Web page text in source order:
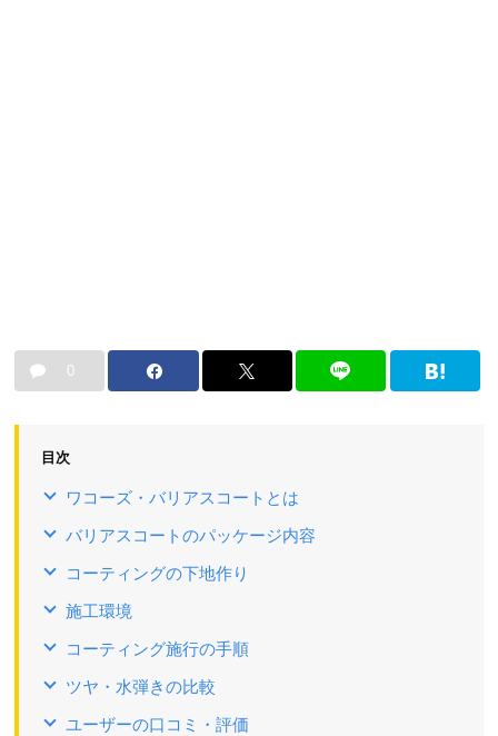
0
目次
ワコーズ・バリアスコートとは
バリアスコートのパッケージ内容
コーティングの下地作り
施工環境
コーティング施行の手順
ツヤ・水弾きの比較
ユーザーの口コミ・評価